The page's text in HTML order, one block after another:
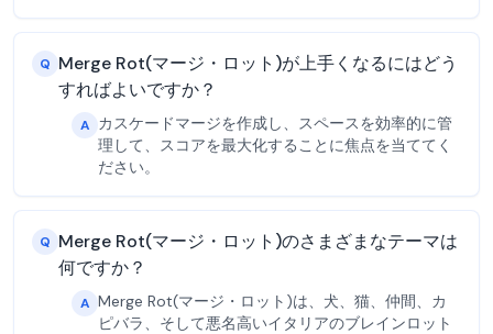
Q Merge Rot(マージ・ロット)が上手くなるにはどう
すればよいですか？
A カスケードマージを作成し、スペースを効率的に管
理して、スコアを最大化することに焦点を当ててく
ださい。
Q Merge Rot(マージ・ロット)のさまざまなテーマは
何ですか？
A Merge Rot(マージ・ロット)は、犬、猫、仲間、カ
ピバラ、そして悪名高いイタリアのブレインロット